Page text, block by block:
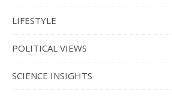
LIFESTYLE
POLITICAL VIEWS
SCIENCE INSIGHTS